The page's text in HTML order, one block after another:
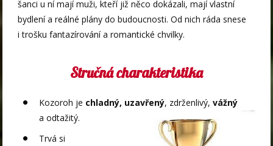
šanci u ní mají muži, kteří již něco dokázali, mají vlastní
bydlení a reálné plány do budoucnosti. Od nich ráda snese
i trošku fantazírování a romantické chvilky.
Stručná charakteristika
Kozoroh je chladný, uzavřený, zdrženlivý,vážný
a odtažitý.
Trvá si